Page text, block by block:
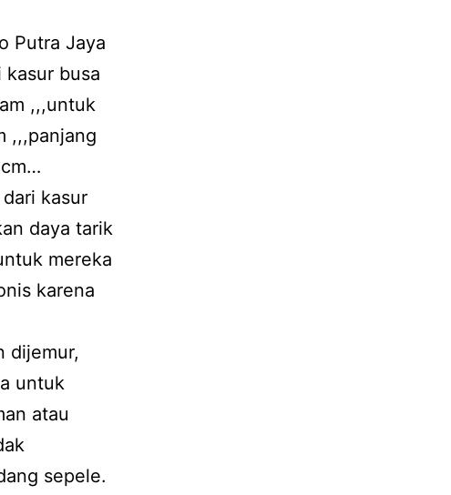
Putra Jaya
busa
,,,untuk
,,,panjang
kasur
daya tarik
mereka
karena
dijemur,
untuk
atau
sepele.